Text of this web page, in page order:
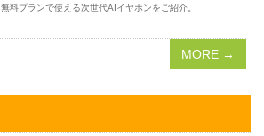
無料プランで使える次世代AIイヤホンをご紹介。
MORE →